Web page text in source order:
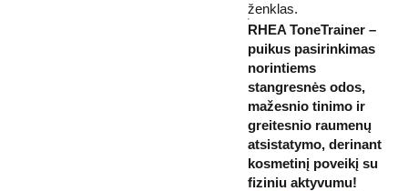
ženklas.
RHEA ToneTrainer –
puikus pasirinkimas
norintiems
stangresnės odos,
mažesnio tinimo ir
greitesnio raumenų
atsistatymo, derinant
kosmetinį poveikį su
fiziniu aktyvumu!